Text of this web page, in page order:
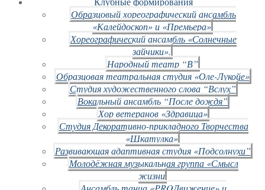
Клубные формирования
Образцовый хореографический ансамбль
«Калейдоскоп» и «Премьера»
Хореографический ансамбль «Солнечные
зайчики».
Народный театр “В”
Образцовая театральная студия «Оле-Лукойе»
Студия художественного слова “Вслух”
Вокальный ансамбль “После дождя”
Хор ветеранов «Здравица»
Студия Декоративно-прикладного Творчества
«Шкатулка»
Развивающая адаптивная студия «Подсолнухи”
Молодёжная музыкальная группа «Смысл
жизни